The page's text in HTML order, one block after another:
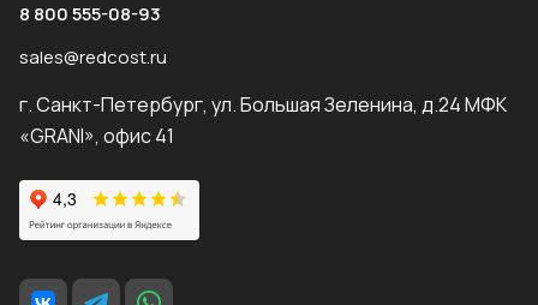
8 800 555-08-93
sales@redcost.ru
г. Санкт-Петербург, ул. Большая Зеленина, д.24 МФК
«GRANI», офис 41